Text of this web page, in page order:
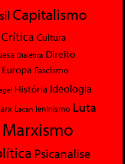
Capitalismo
Crítica Cultura
Dialética Direito
Europa Fascismo
História Ideologia
Lacan leninismo Luta
Marxismo
Psicanalise